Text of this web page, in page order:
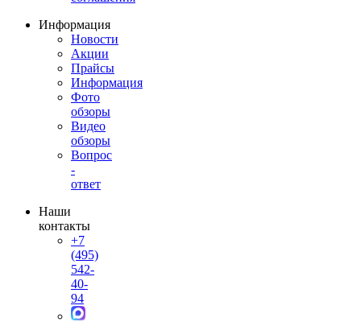
Информация
Новости
Акции
Прайсы
Информация
Фото
обзоры
Видео
обзоры
Вопрос
-
ответ
Наши
контакты
+7
(495)
542-
40-
94